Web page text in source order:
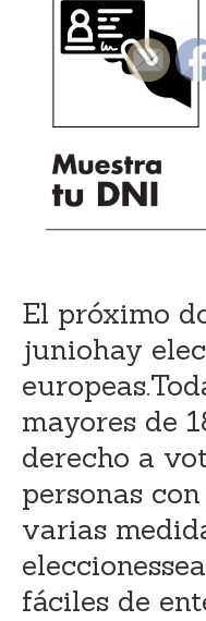
El próximo
juniohay
mayores de
derecho a
personas
varias
fáciles de